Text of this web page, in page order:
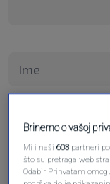
Brinemo o vašoj
Mi i naši603 partneri
što su pretraga web
Odabir Prihvatam